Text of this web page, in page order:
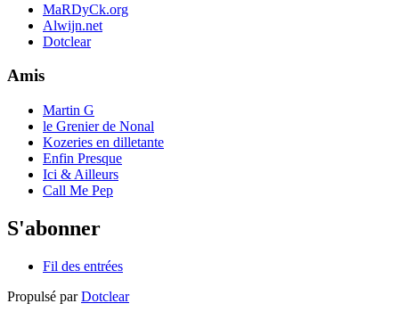
MaRDyCk.org
Alwijn.net
Dotclear
Amis
Martin G
le Grenier de Nonal
Kozeries en dilletante
Enfin Presque
Ici & Ailleurs
Call Me Pep
S'abonner
Fil des entrées
Propulsé parDotclear